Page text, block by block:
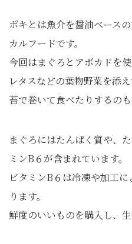
ポキとは魚介を醤油ベース
カルフードです。
今回はまぐろとアボカドを使
レタスなどの葉物野菜を添
苔で巻いて食べたりするのも
まぐろにはたんぱく質や、
ミンB６が含まれています。
ビタミンB６は冷凍や加工
ります。
鮮度のいいものを購入し、